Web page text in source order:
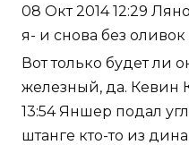
08 Окт 2014 12:29
я- и снова без оливок
Вот только будет ли
железный, да. Кевин
13:54 Яншер подал
штанге кто-то из